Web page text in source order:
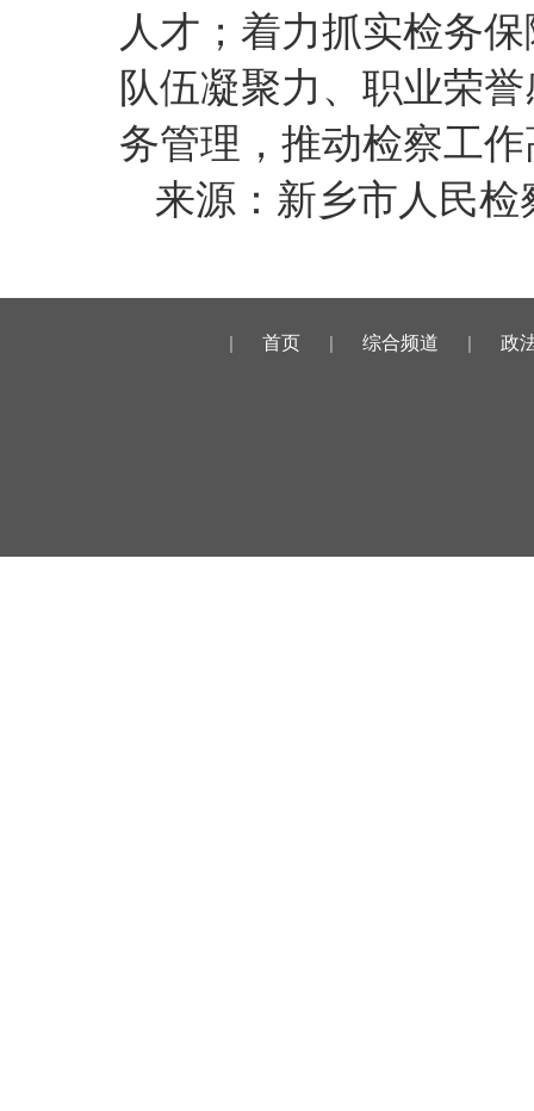
人才；着力抓实检务
队伍凝聚力、职业荣
务管理，推动检察工
来源：新乡市人民
| 首页 | 综合频道 | 政